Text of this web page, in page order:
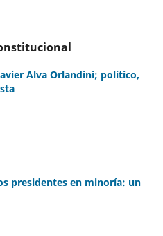
Alva Orlandini; político,
presidentes en minoría: un